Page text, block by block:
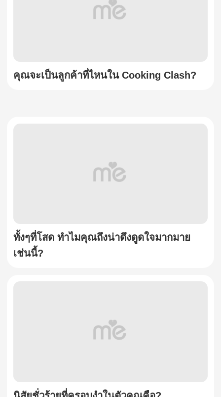
คุณจะเป็นลูกค้าที่ไหนใน Cooking Clash?
ทั้งๆที่โสด ทำไมคุณถึงน่าดึงดูดใจมากมาย
เช่นนี้?